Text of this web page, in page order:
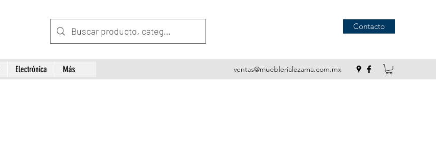
Contacto
Electrónica Más ventas@mueblerialezama.com.mx